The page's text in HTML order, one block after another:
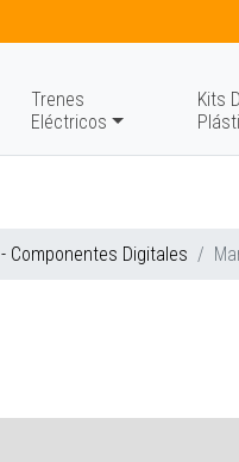
Trenes
Eléctricos
Kits
Componentes Digitales